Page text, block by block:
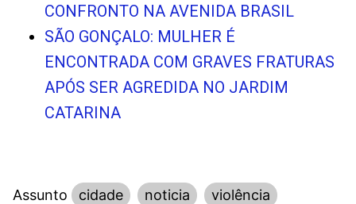
CONFRONTO NA AVENIDA BRASIL
SÃO GONÇALO: MULHER É
ENCONTRADA COM GRAVES FRATURAS
APÓS SER AGREDIDA NO JARDIM
CATARINA
Assunto cidade noticia violência